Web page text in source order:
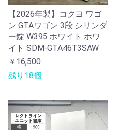
【2026年製】コクヨ ワゴ
ン GTAワゴン 3段 シリンダ
ー錠 W395 ホワイト ホワ
イト SDM-GTA46T3SAW
￥16,500
残り18個